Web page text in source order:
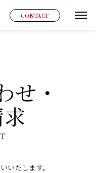
CONTACT グ
せ・
いたします。